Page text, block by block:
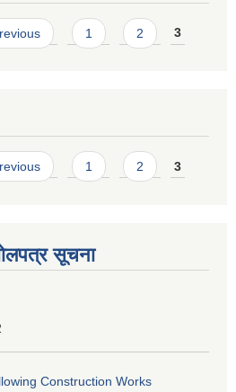
1 2 3
1 2 3
सूचना
Construction Works